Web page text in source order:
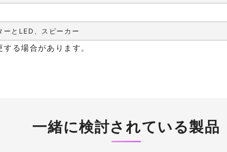
ーとLED、スピーカー
る場合があります。
一緒に検討されている製品